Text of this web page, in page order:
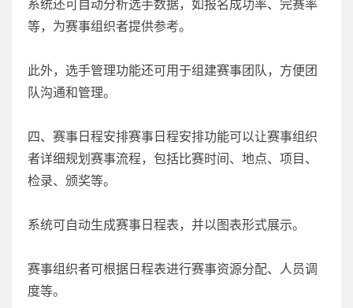
系统还可自动分析选手数据，如报名成功率、完赛率
等，为赛事组织者提供参考。
此外，选手管理功能还可用于组建赛事团队，方便团
队沟通和管理。
四、赛事日程安排赛事日程安排功能可以让赛事组织
者详细规划赛事流程，包括比赛时间、地点、项目、
检录、颁奖等。
系统可自动生成赛事日程表，并以图表形式展示。
赛事组织者可根据日程表进行赛事资源分配、人员调
度等。